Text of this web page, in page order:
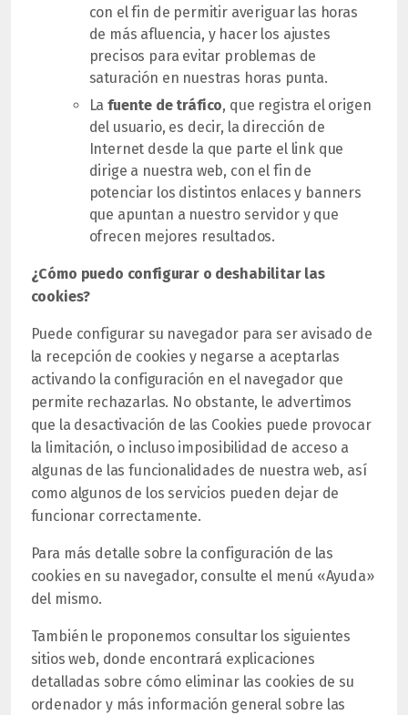
con el fin de permitir averiguar las horas
de más afluencia, y hacer los ajustes
precisos para evitar problemas de
saturación en nuestras horas punta.
Lafuente de tráfico, que registra el origen
del usuario, es decir, la dirección de
Internet desde la que parte el link que
dirige a nuestra web, con el fin de
potenciar los distintos enlaces y banners
que apuntan a nuestro servidor y que
ofrecen mejores resultados.
¿Cómo puedo configurar o deshabilitar las
cookies?
Puede configurar su navegador para ser avisado de
la recepción de cookies y negarse a aceptarlas
activando la configuración en el navegador que
permite rechazarlas. No obstante, le advertimos
que la desactivación de las Cookies puede provocar
la limitación, o incluso imposibilidad de acceso a
algunas de las funcionalidades de nuestra web, así
como algunos de los servicios pueden dejar de
funcionar correctamente.
Para más detalle sobre la configuración de las
cookies en su navegador, consulte el menú «Ayuda»
del mismo.
También le proponemos consultar los siguientes
sitios web, donde encontrará explicaciones
detalladas sobre cómo eliminar las cookies de su
ordenador y más información general sobre las